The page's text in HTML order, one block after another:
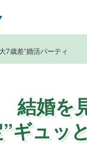
7歳差”婚活パーティ
結婚を
ギュッ